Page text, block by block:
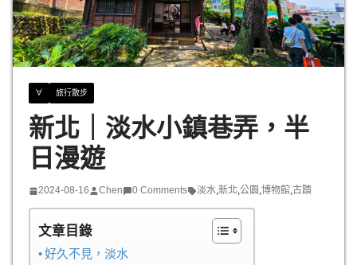
∀ 旅行散步
新北｜淡水小鎮巷弄，半
日漫遊
2024-08-16 Chen 0 Comments 淡水,新北,公園 ,博物館,古蹟
文章目錄
好久不見，淡水